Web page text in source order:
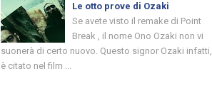
Le otto prove di Ozaki
Se avete visto il remake di Point
Break , il nome Ono Ozaki non vi
suonerà di certo nuovo. Questo signor Ozaki infatti,
è citato nel film ...